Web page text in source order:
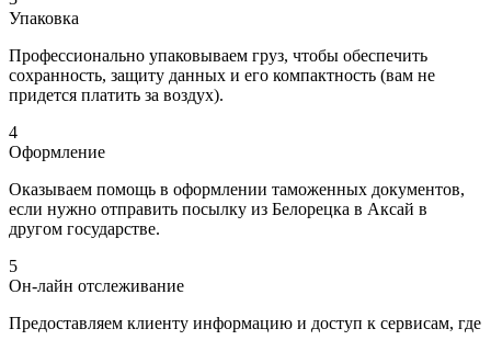
Упаковка
Профессионально упаковываем груз, чтобы обеспечить
сохранность, защиту данных и его компактность (вам не
придется платить за воздух).
4
Оформление
Оказываем помощь в оформлении таможенных документов,
если нужно отправить посылку из Белорецка в Аксай в
другом государстве.
5
Он-лайн отслеживание
Предоставляем клиенту информацию и доступ к сервисам, где